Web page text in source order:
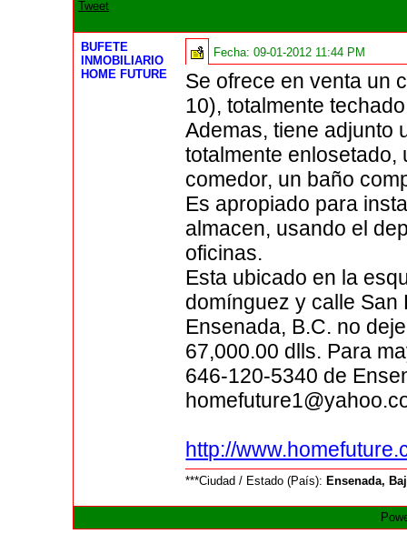
Tweet
BUFETE
INMOBILIARIO
HOME FUTURE
Fecha:09-01-2012 11:44 PM
Se ofrece en venta un
10), totalmente
Ademas, tiene adjunto
totalmente
comedor, un baño
Es apropiado para
almacen, usando el
oficinas.
Esta ubicado en la
domínguez y calle San
Ensenada, B.C. no
67,000.00 dlls. Para
646-120-5340 de
http://
***Ciudad / Estado (País): Ensenada,